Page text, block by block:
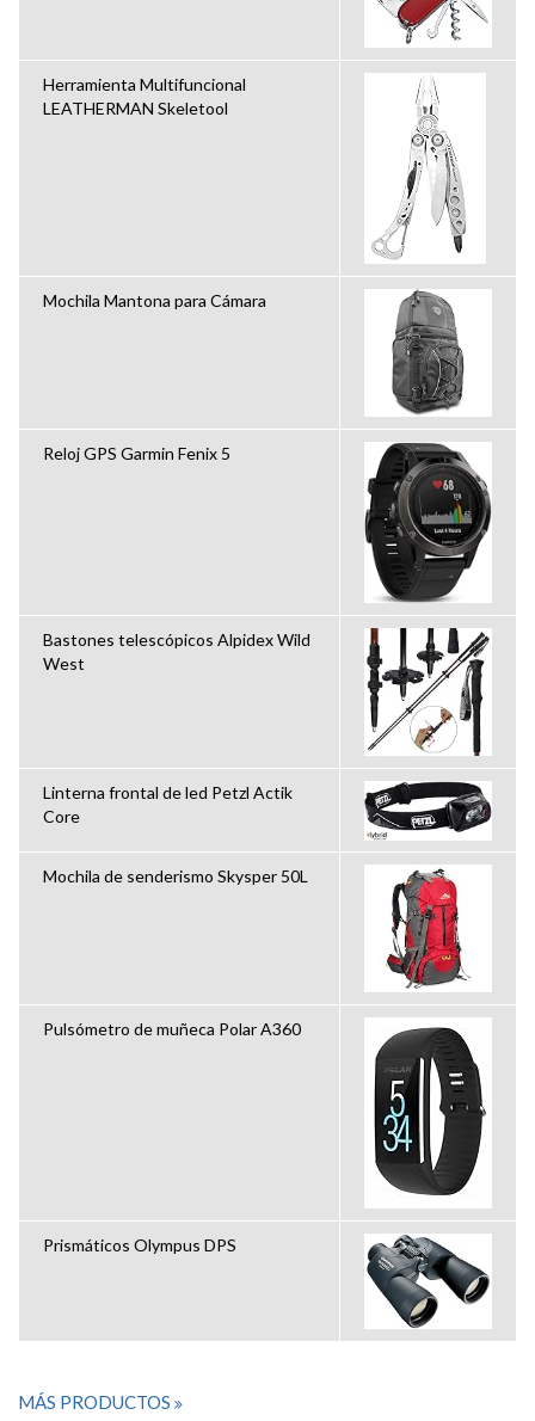
Herramienta Multifuncional
LEATHERMAN Skeletool
Mochila Mantona para Cámara
Reloj GPS Garmin Fenix 5
Bastones telescópicos Alpidex Wild
West
Linterna frontal de led Petzl Actik
Core
Mochila de senderismo Skysper 50L
Pulsómetro de muñeca Polar A360
Prismáticos Olympus DPS
MÁS PRODUCTOS